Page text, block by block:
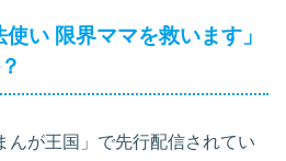
い 限界ママを救います」
んが王国」で先行配信されてい